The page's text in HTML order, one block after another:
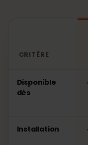
CRITÈRE
Disponible
dès
Installation